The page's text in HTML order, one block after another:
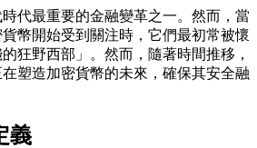
代最重要的金融變革之一。然而，當
幣開始受到關注時，它們最初常被懷
狂野西部」。然而，隨著時間推移，
塑造加密貨幣的未來，確保其安全融
義